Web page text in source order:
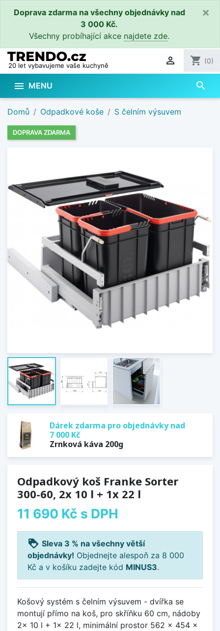
Doprava zdarma na všechny objednávky nad
3 000 Kč.
Všechny probíhající akce najdete zde.
×
20 let vybavujeme vaše kuchyně  shopping_cart (0)
 MENU search
Domů Odpadkové koše S čelním výsuvem
DOPRAVA ZDARMA
Dárek zdarma pro objednávky nad
7 000 Kč
Zrnková káva 200g
Odpadkový koš Franke Sorter
300-60, 2x 10 l + 1x 22 l
11 690 Kč s DPH
loyalty Sleva 3 % na všechny větší
objednávky! Objednejte alespoň za 8 000
Kč a v košíku zadejte kód MINUS3.
Košový systém s čelním výsuvem - dvířka se
montují přímo na koš, pro skříňku 60 cm, nádoby
2x 10 l + 1x 22 l, minimální prostor 562 x 454 x